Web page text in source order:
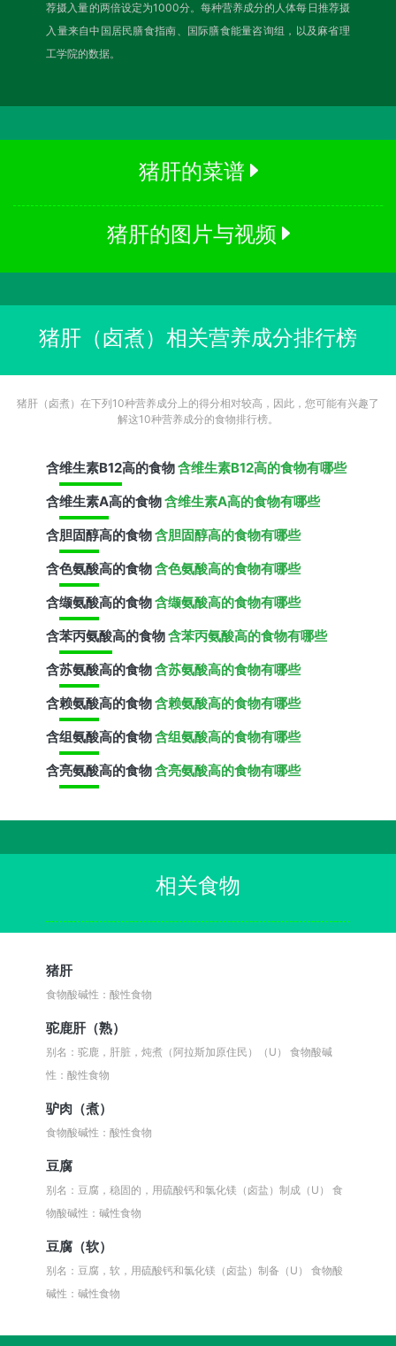
荐摄入量的两倍设定为1000分。每种营养成分的人体每日推荐摄
入量来自中国居民膳食指南、国际膳食能量咨询组，以及麻省理
工学院的数据。
猪肝的菜谱
猪肝的图片与视频
猪肝（卤煮）相关营养成分排行榜
猪肝（卤煮）在下列10种营养成分上的得分相对较高，因此，您可能有兴趣了
解这10种营养成分的食物排行榜。
含维生素B12高的食物含维生素B12高的食物有哪些
含维生素A高的食物含维生素A高的食物有哪些
含胆固醇高的食物含胆固醇高的食物有哪些
含色氨酸高的食物含色氨酸高的食物有哪些
含缬氨酸高的食物含缬氨酸高的食物有哪些
含苯丙氨酸高的食物含苯丙氨酸高的食物有哪些
含苏氨酸高的食物含苏氨酸高的食物有哪些
含赖氨酸高的食物含赖氨酸高的食物有哪些
含组氨酸高的食物含组氨酸高的食物有哪些
含亮氨酸高的食物含亮氨酸高的食物有哪些
相关食物
猪肝
食物酸碱性：酸性食物
驼鹿肝（熟）
别名：驼鹿，肝脏，炖煮（阿拉斯加原住民）（U）食物酸碱
性：酸性食物
驴肉（煮）
食物酸碱性：酸性食物
豆腐
别名：豆腐，稳固的，用硫酸钙和氯化镁（卤盐）制成（U）食
物酸碱性：碱性食物
豆腐（软）
别名：豆腐，软，用硫酸钙和氯化镁（卤盐）制备（U）食物酸
碱性：碱性食物